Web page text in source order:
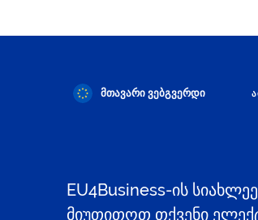
მთავარი ვებგვერდი
EU4Business-ის
მიუთითოთ თქვენი